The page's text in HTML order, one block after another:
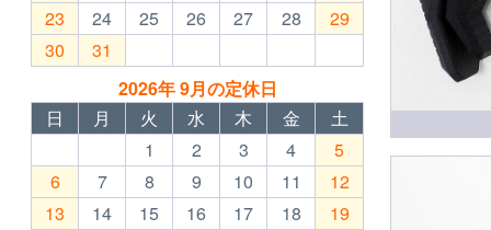
23
24 25 26 27 28
29
30
31
2026年 9月の定休日
日
月 火 水 木 金
土
1
2 3 4
5
6
7 8 9 10 11
12
13
14 15 16 17 18
19